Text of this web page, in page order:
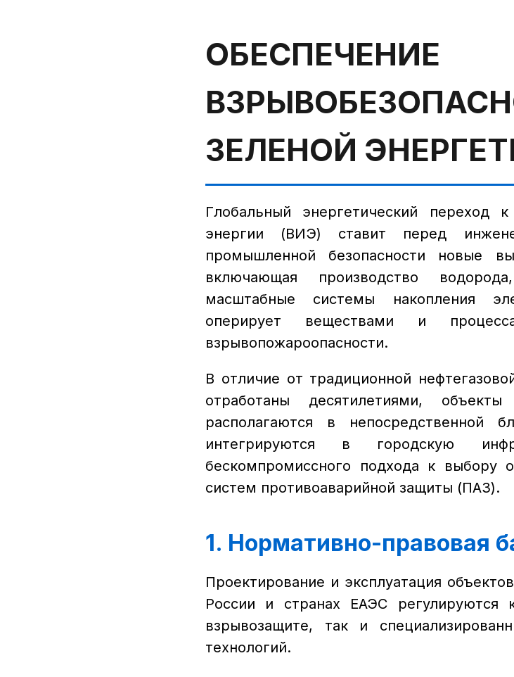
ОБЕСПЕЧЕНИЕ
ЗЕЛЕНОЙ
Глобальный энергетический переход
энергии (ВИЭ) ставит перед
промышленной безопасности новые
включающая производство
масштабные системы накопления
оперирует веществами и
взрывопожароопасности.
В отличие от традиционной
отработаны десятилетиями,
располагаются в непосредственной
интегрируются в городскую
бескомпромиссного подхода к выбору
систем противоаварийной защиты (ПАЗ).
1. Нормативно-правовая
Проектирование и эксплуатация
России и странах ЕАЭС
взрывозащите, так и
технологий.